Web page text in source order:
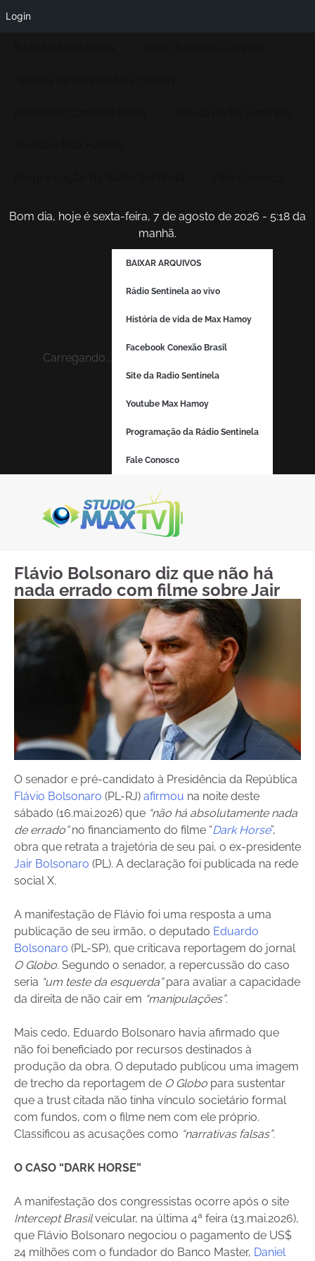
Bom dia, hoje é sexta-feira, 7 de agosto de 2026 - 5:18 da
manhã.
Carregando...
BAIXAR ARQUIVOS
Rádio Sentinela ao vivo
História de vida de Max Hamoy
Facebook Conexão Brasil
Site da Radio Sentinela
Youtube Max Hamoy
Programação da Rádio Sentinela
Fale Conosco
Flávio Bolsonaro diz que não há
nada errado com filme sobre Jair
O senador e pré-candidato à Presidência da República
Flávio Bolsonaro (PL-RJ) afirmou na noite deste
sábado (16.mai.2026) que “não há absolutamente nada
de errado”no financiamento do filme “Dark Horse”,
obra que retrata a trajetória de seu pai, o ex-presidente
Jair Bolsonaro (PL). A declaração foi publicada na rede
social X.
A manifestação de Flávio foi uma resposta a uma
publicação de seu irmão, o deputado Eduardo
Bolsonaro (PL-SP), que criticava reportagem do jornal
O Globo. Segundo o senador, a repercussão do caso
seria “um teste da esquerda”para avaliar a capacidade
da direita de não cair em “manipulações”.
Mais cedo, Eduardo Bolsonaro havia afirmado que
não foi beneficiado por recursos destinados à
produção da obra. O deputado publicou uma imagem
de trecho da reportagem de O Globo para sustentar
que a trust citada não tinha vínculo societário formal
com fundos, com o filme nem com ele próprio.
Classificou as acusações como “narrativas falsas”.
O CASO “DARK HORSE”
A manifestação dos congressistas ocorre após o site
Intercept Brasilveicular, na última 4ª feira (13.mai.2026),
que Flávio Bolsonaro negociou o pagamento de US$
24 milhões com o fundador do Banco Master, Daniel
Login